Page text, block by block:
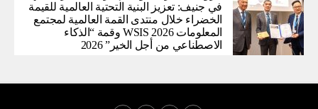
في جنيف: تعزيز البنية التحتية العالمية للقيمة
الخضراء خلال منتدى القمة العالمية لمجتمع
المعلومات WSIS 2026 وقمة “الذكاء
الاصطناعي من أجل الخير” 2026